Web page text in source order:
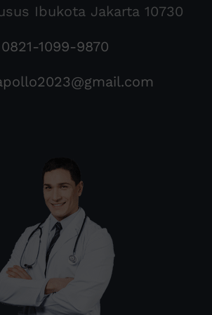
Ibukota Jakarta 10730
0821-1099-9870